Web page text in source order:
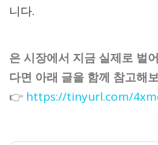
니다.
은 시장에서 지금 실제로 벌
다면 아래 글을 함께 참고해
👉 https://tinyurl.com/